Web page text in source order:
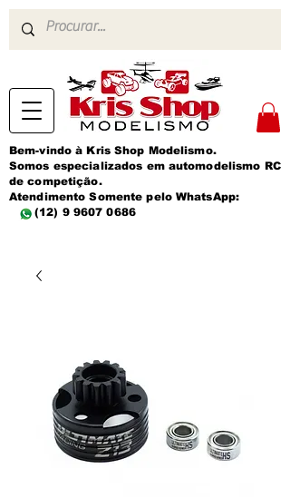
Bem-vindo à Kris Shop Modelismo.
Somos especializados em automodelismo RC
de competição.
Atendimento Somente pelo WhatsApp:
(12) 9 9607 0686